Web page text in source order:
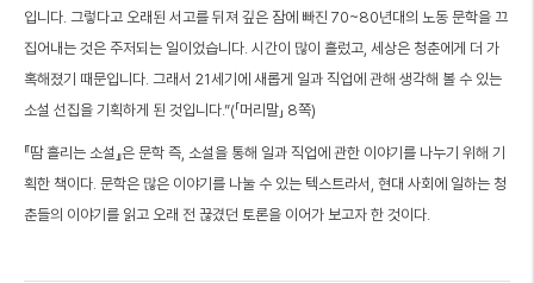
입니다. 그렇다고 오래된 서고를 뒤져 깊은 잠에 빠진 70~80년대의 노동 문학을 끄
집어내는 것은 주저되는 일이었습니다. 시간이 많이 흘렀고, 세상은 청춘에게 더 가
혹해졌기 때문입니다. 그래서 21세기에 새롭게 일과 직업에 관해 생각해 볼 수 있는
소설 선집을 기획하게 된 것입니다.”(「머리말」 8쪽)
『땀 흘리는 소설』은 문학 즉, 소설을 통해 일과 직업에 관한 이야기를 나누기 위해 기
획한 책이다. 문학은 많은 이야기를 나눌 수 있는 텍스트라서, 현대 사회에 일하는 청
춘들의 이야기를 읽고 오래 전 끊겼던 토론을 이어가 보고자 한 것이다.